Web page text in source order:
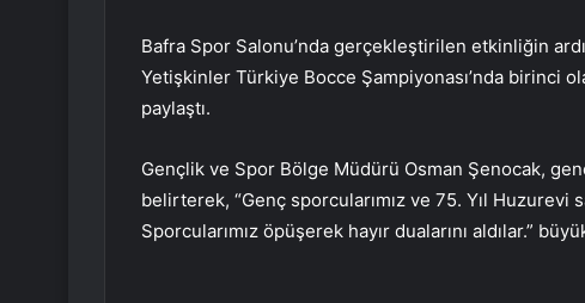
Bafra Spor Salonu’nda gerçekleştirilen etkinliğin
Yetişkinler Türkiye Bocce Şampiyonası’nda birinci
paylaştı.
Gençlik ve Spor Bölge Müdürü Osman Şenocak,
belirterek, “Genç sporcularımız ve 75. Yıl
Sporcularımız öpüşerek hayır dualarını aldılar.”